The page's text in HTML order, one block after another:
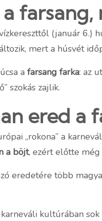
a
(január 6.)
mert a húsvét
a farsang farka: az
szokás zajlik.
ered a
„rokona” a
a böjt, ezért előtte még
eredetére több
kultúrában